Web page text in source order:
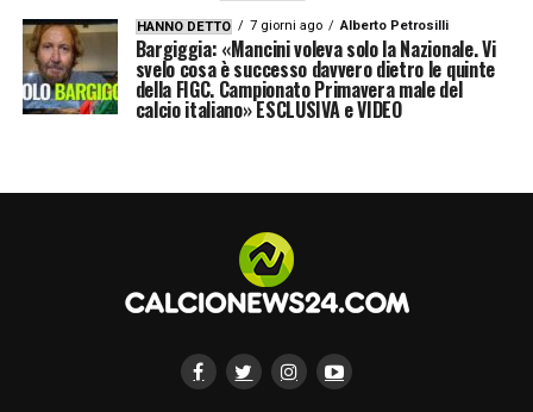
HANNO DETTO 7 giorni ago Alberto Petrosilli
Bargiggia: «Mancini voleva solo la Nazionale. Vi
svelo cosa è successo davvero dietro le quinte
della FIGC. Campionato Primavera male del
calcio italiano» ESCLUSIVA e VIDEO